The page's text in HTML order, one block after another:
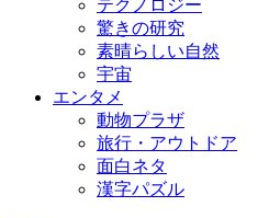
テクノロジー
驚きの研究
素晴らしい自然
宇宙
エンタメ
動物プラザ
旅行・アウトドア
面白ネタ
漢字パズル